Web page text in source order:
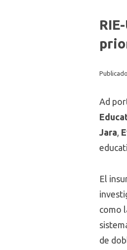
Ad
Jara,
El
como
de